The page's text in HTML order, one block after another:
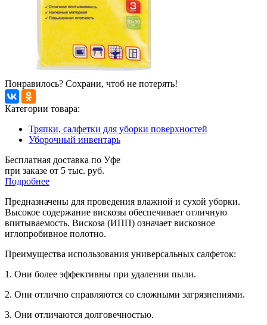
Понравилось? Сохрани, чтоб не потерять!
Категории товара:
Тряпки, салфетки для уборки поверхностей
Уборочный инвентарь
Бесплатная доставка по Уфе
при заказе от 5 тыс. руб.
Подробнее
Предназначены для проведения влажной и сухой уборки.
Высокое содержание вискозы обеспечивает отличную
впитываемость. Вискоза (ИПП) означает вискозное
иглопробивное полотно.
Преимущества использования универсальных салфеток:
1. Они более эффективны при удалении пыли.
2. Они отлично справляются со сложными загрязнениями.
3. Они отличаются долговечностью.